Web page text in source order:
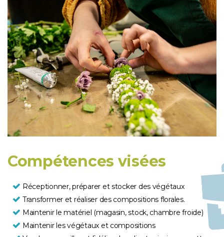
Compétences visées
Réceptionner, préparer et stocker des végétaux
Transformer et réaliser des compositions florales.
Maintenir le matériel (magasin, stock, chambre froide)
Maintenir les végétaux et compositions